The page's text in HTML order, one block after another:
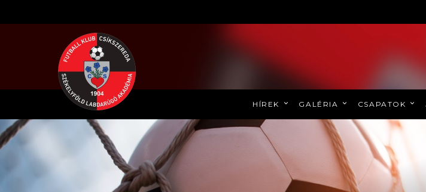
HÍREK GALÉRIA CSAPATOK